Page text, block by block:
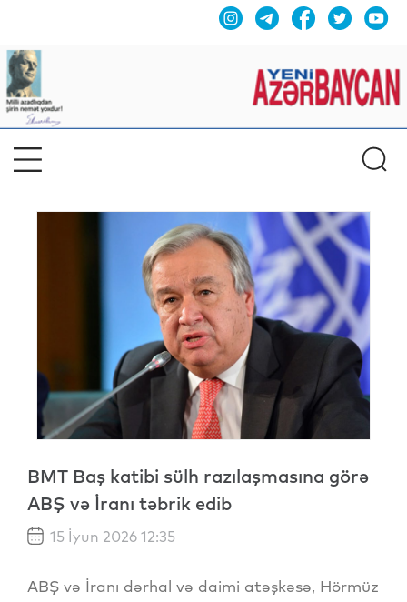
BMT Baş katibi sülh razılaşmasına görə
ABŞ və İranı təbrik edib
15 İyun 2026 12:35
ABŞ və İranı dərhal və daimi atəşkəsə, Hörmüz